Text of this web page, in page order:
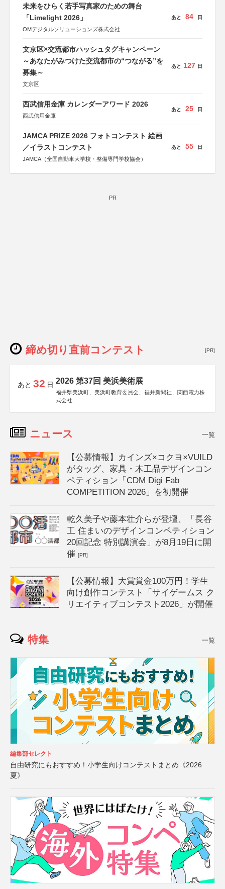
未来をひらく若手写真家のための舞台
「Limelight 2026」
OMデジタルソリューションズ株式会社
あと 84 日
文京区×交流都市ハッシュタグキャンペーン
～あなたがみつけた交流都市の“つながる”を
募集～
文京区
あと 127 日
西武信用金庫 カレンダーアワード 2026
西武信用金庫
あと 25 日
JAMCA PRIZE 2026 フォトコンテスト 絵画
／イラストコンテスト
JAMCA（全国自動車大学校・整備専門学校協会）
あと 55 日
PR
締め切り直前コンテスト [PR]
あと 32 日 2026 第37回 美浜美術展
福井県美浜町、美浜町教育委員会、福井新聞社、関西電力株
式会社
ニュース 一覧
【公募情報】カインズ×コクヨ×VUILD
がタッグ、家具・木工品デザインコン
ペティション「CDM Digi Fab
COMPETITION 2026」を初開催
乾久美子や藤本壮介らが登壇、「長谷
工 住まいのデザインコンペティション
20回記念 特別講演会」が8月19日に開
催[PR]
【公募情報】大賞賞金100万円！学生
向け創作コンテスト「サイゲームス ク
リエイティブコンテスト2026」が開催
特集 一覧
編集部セレクト
自由研究にもおすすめ！小学生向けコンテストまとめ《2026
夏》